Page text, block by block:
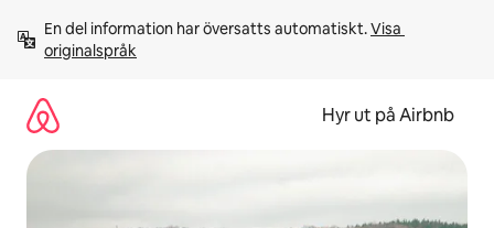
innehåll
En del information har översatts automatiskt. Visa
originalspråk
Hyr ut på Airbnb